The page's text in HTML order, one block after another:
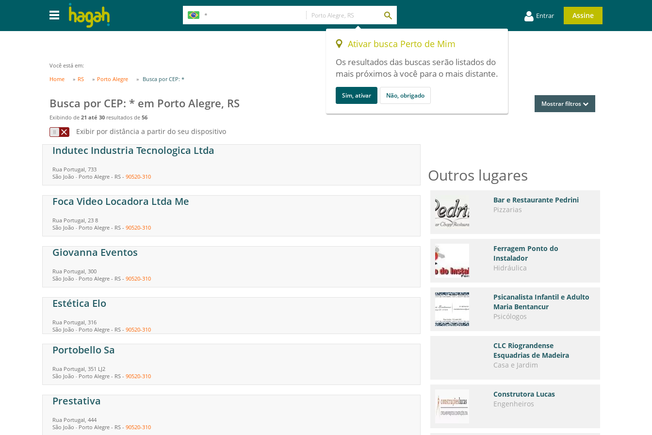
Entrar Assine
Ativar busca Perto de Mim
Os resultados das buscas serão listados do
mais próximos à você para o mais distante.
Sim, ativar Não, obrigado
Você está em:
Home
RS Porto Alegre Busca por CEP: *
Busca por CEP: * em Porto Alegre, RS
Exibindo de 21 até 30 resultados de 56
Mostrar filtros
Exibir por distância a partir do seu dispositivo
Indutec Industria Tecnologica Ltda
Rua Portugal, 733
São João - Porto Alegre - RS - 90520-310
Foca Video Locadora Ltda Me
Rua Portugal, 23 8
São João - Porto Alegre - RS - 90520-310
Giovanna Eventos
Rua Portugal, 300
São João - Porto Alegre - RS - 90520-310
Estética Elo
Rua Portugal, 316
São João - Porto Alegre - RS - 90520-310
Portobello Sa
Rua Portugal, 351 LJ2
São João - Porto Alegre - RS - 90520-310
Prestativa
Rua Portugal, 444
São João - Porto Alegre - RS - 90520-310
Outros lugares
Bar e Restaurante Pedrini
Pizzarias
Ferragem Ponto do
Instalador
Hidráulica
Psicanalista Infantil e Adulto
Maria Bentancur
Psicólogos
CLC Riograndense
Esquadrias de Madeira
Casa e Jardim
Construtora Lucas
Engenheiros